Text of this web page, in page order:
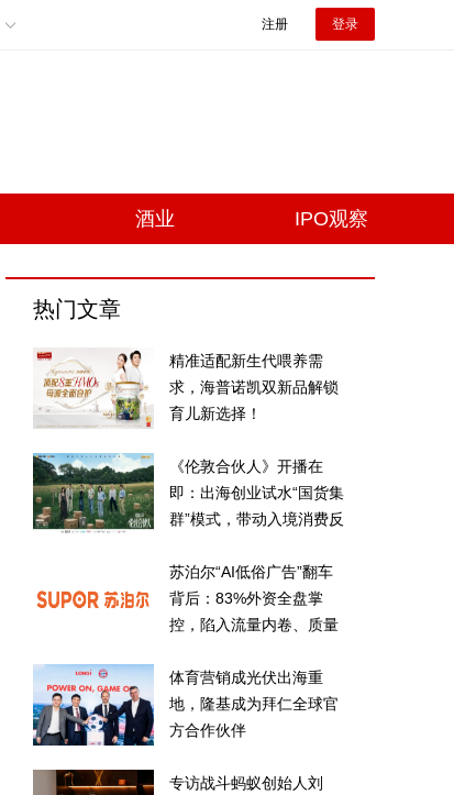
注册 登录
酒业 IPO观察
热门文章
精准适配新生代喂养需
求，海普诺凯双新品解锁
育儿新选择！
《伦敦合伙人》开播在
即：出海创业试水“国货集
群”模式，带动入境消费反
苏泊尔“AI低俗广告”翻车
背后：83%外资全盘掌
控，陷入流量内卷、质量
体育营销成光伏出海重
地，隆基成为拜仁全球官
方合作伙伴
专访战斗蚂蚁创始人刘